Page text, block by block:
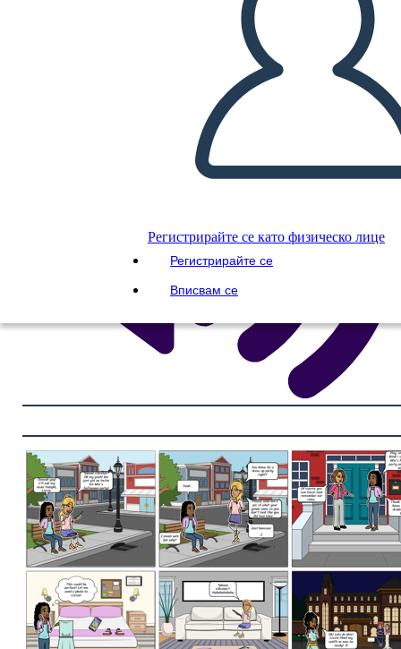
Регистрирайте се като физическо лице
Регистрирайте се
Вписвам се
ПУСКАНЕ НА СЛАЙДШОУ
ЧЕТИ МИ